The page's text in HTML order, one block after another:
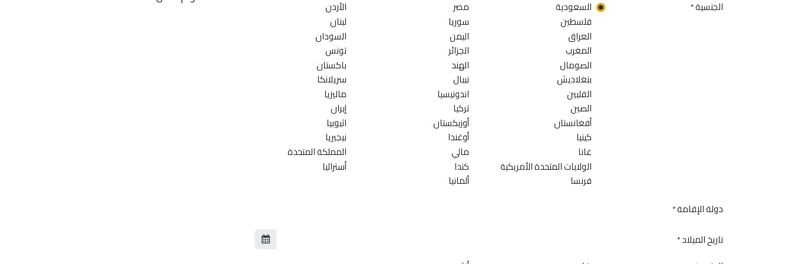
الجنسية* السعودية مصر
الأردن
فلسطين
سوريا
لبنان
العراق
اليمن
السودان
المغرب
الجزائر
تونس
الصومال
الهند
باكستان
بنغلاديش
نيبال
سريلانكا
الفلبين
اندونيسيا
ماليزيا
الصين
تركيا
إيران
أفغانستان
أوزبكستان
اثيوبيا
كينيا
أوغندا
نيجيريا
غانا
مالي
المملكة المتحدة
الولايات المتحدة الأمريكية
كندا
أستراليا
فرنسا
ألمانيا
دولة الإقامة*
تاريخ الميلاد*